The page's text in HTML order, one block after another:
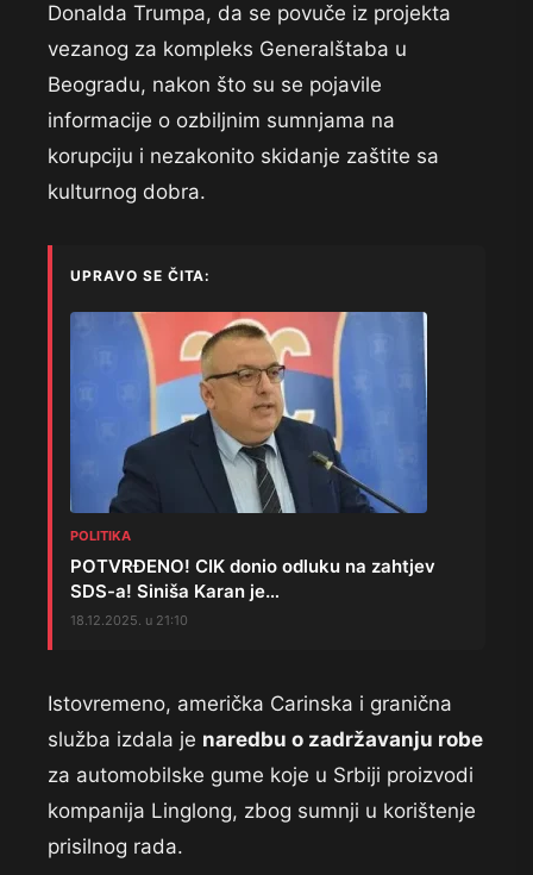
Donalda Trumpa, da se povuče iz projekta
vezanog za kompleks Generalštaba u
Beogradu, nakon što su se pojavile
informacije o ozbiljnim sumnjama na
korupciju i nezakonito skidanje zaštite sa
kulturnog dobra.
UPRAVO SE ČITA:
POLITIKA
POTVRĐENO! CIK donio odluku na zahtjev
SDS-a! Siniša Karan je…
18.12.2025. u 21:10
Istovremeno, američka Carinska i granična
služba izdala je naredbu o zadržavanju robe
za automobilske gume koje u Srbiji proizvodi
kompanija Linglong, zbog sumnji u korištenje
prisilnog rada.